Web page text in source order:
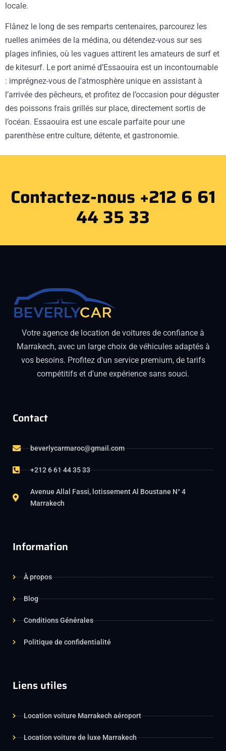
locale.
Flânez le long de ses remparts centenaires, parcourez les
ruelles animées de la médina, ou détendez-vous sur ses
plages infinies, où les vagues attirent les amateurs de surf et
de kitesurf. Le port animé d’Essaouira est un incontournable
: imprégnez-vous de l'atmosphère unique en assistant à
l’arrivée des pêcheurs, et profitez de l’occasion pour déguster
des poissons frais grillés sur place, directement sortis de
l’océan. Essaouira est une escale parfaite pour une
parenthèse entre culture, détente, et gastronomie.
Contactez-nous +212 6 61
44 35 33
Votre agence de location de voitures de confiance à
Marrakech, avec un large choix de véhicules adaptés à
vos besoins. Profitez d'un service premium, de tarifs
compétitifs et d'une expérience sans souci.
Contact
beverlycarmaroc@gmail.com
+212 6 61 44 35 33
Avenue Allal Fassi, lotissement Al Boustane N° 4
Marrakech
Information
À propos
Blog
Conditions Générales
Politique de confidentialité
Liens utiles
Location voiture Marrakech aéroport
Location voiture de luxe Marrakech